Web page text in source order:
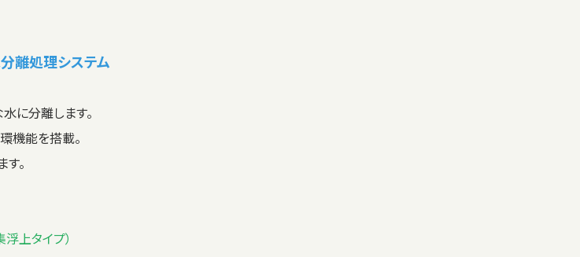
離処理システム
に分離します。
機能を搭載。
。
上タイプ）